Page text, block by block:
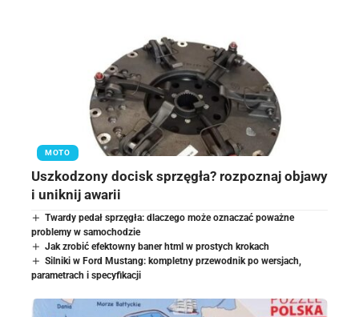
MOTO
Uszkodzony docisk sprzęgła? rozpoznaj objawy
i uniknij awarii
Twardy pedał sprzęgła: dlaczego może oznaczać poważne
problemy w samochodzie
Jak zrobić efektowny baner html w prostych krokach
Silniki w Ford Mustang: kompletny przewodnik po wersjach,
parametrach i specyfikacji